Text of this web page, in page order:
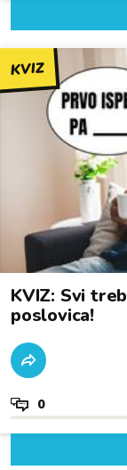
KVIZ
KVIZ: Svi
poslovica!
0